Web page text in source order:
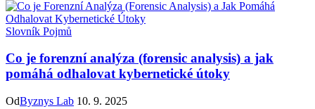
Slovník Pojmů
Co je forenzní analýza (forensic analysis) a jak
pomáhá odhalovat kybernetické útoky
OdByznys Lab 10. 9. 2025